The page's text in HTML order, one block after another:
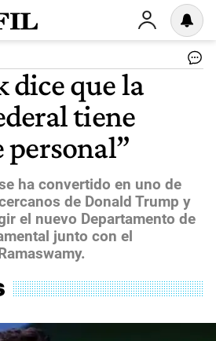
dice que la
tiene
personal”
ha convertido en uno de
de Donald Trump y
el nuevo Departamento de
junto con el